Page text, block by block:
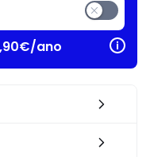
ano